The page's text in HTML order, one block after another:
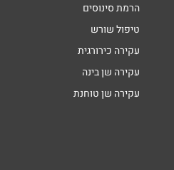
הרמת סינוסים
טיפול שורש
עקירה כירורגית
עקירה שן בינה
עקירה שן טוחנת